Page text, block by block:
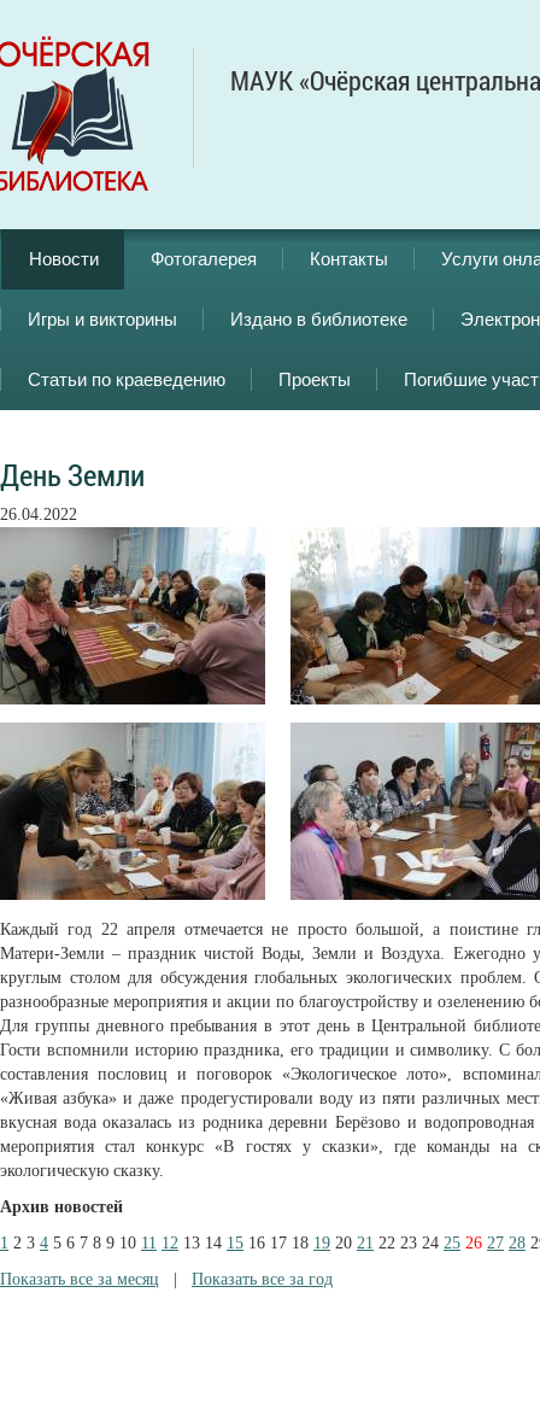
МАУК «Очёрская
Новости Фотогалерея Контакты Услуги
Игры и викторины Издано в библиотеке
Статьи по краеведению Проекты Погибшие
День Земли
26.04.2022
Каждый год 22 апреля отмечается не просто большой, а поистине
Матери-Земли – праздник чистой Воды, Земли и Воздуха. Ежегодно
круглым столом для обсуждения глобальных экологических
разнообразные мероприятия и акции по благоустройству и озеленению
Для группы дневного пребывания в этот день в Центральной
Гости вспомнили историю праздника, его традиции и символику. С
составления пословиц и поговорок «Экологическое лото»,
«Живая азбука» и даже продегустировали воду из пяти различных
вкусная вода оказалась из родника деревни Берёзово и
мероприятия стал конкурс «В гостях у сказки», где команды на
экологическую сказку.
Архив новостей
1 2 3 4 5 6 7 8 9 10 11 12 13 14 15 16 17 18 19 20 21 22 23 24 25 26 27 28
Показать все за месяц
Показать все за год